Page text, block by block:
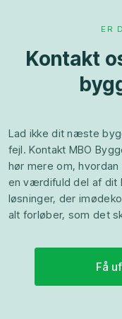
ER
Kontakt
Lad ikke dit næste
fejl. Kontakt MBO
hør mere om,
en værdifuld del af dit
løsninger, der
alt forløber, som det
Få